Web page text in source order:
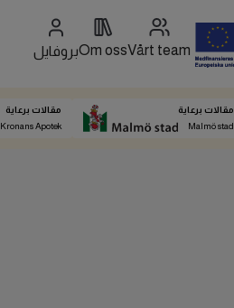
Vårt team
Om ossبروفايل
مقالات برعاية
Malmö stad
مقالات برعاية
Kronans Apotek